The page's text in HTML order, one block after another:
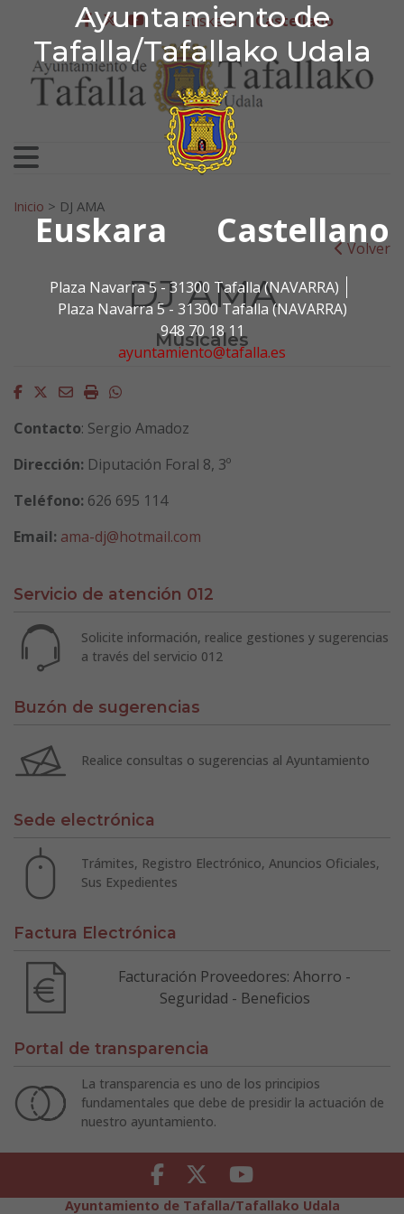
Ayuntamiento de
Tafalla/Tafallako Udala
Euskara Castellano
Plaza Navarra 5 - 31300 Tafalla (NAVARRA)
Plaza Navarra 5 - 31300 Tafalla (NAVARRA)
948 70 18 11
ayuntamiento@tafalla.es
Ir al contenido
Ayuntamiento de
facebook
twitter
youtube
Euskera Castellano
Search for:
Inicio > DJ AMA
Volver
DJ AMA
Musicales
Facebook
Twitter
EmailImprimirWhatsapp
Contacto: Sergio Amadoz
Dirección: Diputación Foral 8, 3º
Teléfono: 626 695 114
Email: ama-dj@hotmail.com
Servicio de atención 012
Solicite información, realice gestiones y sugerencias
a través del servicio 012
Buzón de sugerencias
Realice consultas o sugerencias al Ayuntamiento
Sede electrónica
Trámites, Registro Electrónico, Anuncios Oficiales,
Sus Expedientes
Factura Electrónica
Facturación Proveedores: Ahorro -
Seguridad - Beneficios
Portal de transparencia
La transparencia es uno de los principios
fundamentales que debe de presidir la actuación de
nuestro ayuntamiento.
Facebook Twitter Youtube
Ayuntamiento de Tafalla/Tafallako Udala